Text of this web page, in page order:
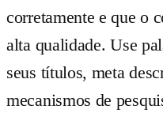
corretamente e que o
alta qualidade. Use
seus títulos, meta
mecanismos de